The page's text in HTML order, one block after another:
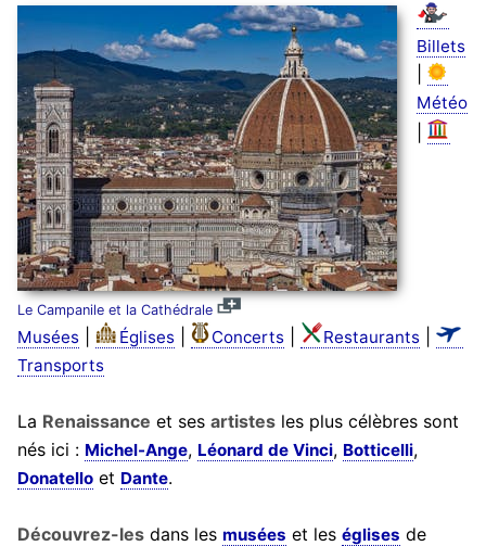
Le Campanile et la Cathédrale
Billets
|
Météo
|
Musées| Églises| Concerts| Restaurants|
Transports
La Renaissance et ses artistesles plus célèbres sont
nés ici : Michel-Ange, Léonard de Vinci, Botticelli,
Donatelloet Dante.
Découvrez-lesdans les musées et les églises de